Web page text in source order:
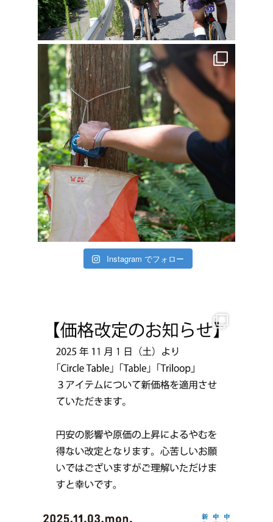
Instagram でフォロー